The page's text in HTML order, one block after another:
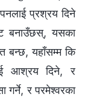
प्रश्रय दिने
बनाउँछस्, यसका
बन्छ, यहाँसम्‍म कि
आश्रय दिने, र
गर्ने, र परमेश्‍वरका